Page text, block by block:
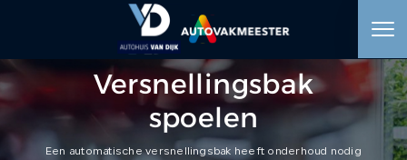
HOME
AANBOD
Versnellingsbak
spoelen
Een automatische versnellingsbak heeft onderhoud nodig